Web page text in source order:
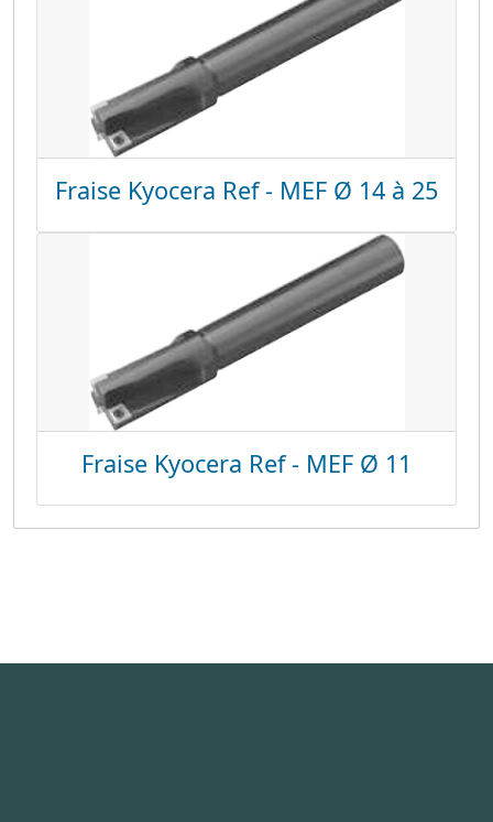
Fraise Kyocera Ref - MEF Ø 14 à 25
Fraise Kyocera Ref - MEF Ø 11